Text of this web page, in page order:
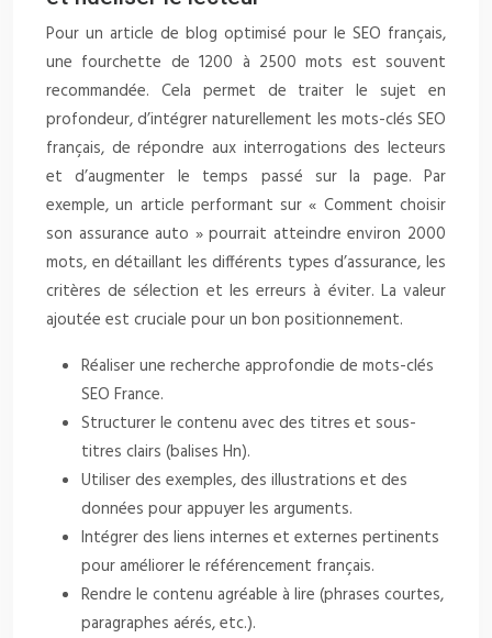
Pour un article de blog optimisé pour le SEO français,
une fourchette de 1200 à 2500 mots est souvent
recommandée. Cela permet de traiter le sujet en
profondeur, d’intégrer naturellement les mots-clés SEO
français, de répondre aux interrogations des lecteurs
et d’augmenter le temps passé sur la page. Par
exemple, un article performant sur « Comment choisir
son assurance auto » pourrait atteindre environ 2000
mots, en détaillant les différents types d’assurance, les
critères de sélection et les erreurs à éviter. La valeur
ajoutée est cruciale pour un bon positionnement.
Réaliser une recherche approfondie de mots-clés
SEO France.
Structurer le contenu avec des titres et sous-
titres clairs (balises Hn).
Utiliser des exemples, des illustrations et des
données pour appuyer les arguments.
Intégrer des liens internes et externes pertinents
pour améliorer le référencement français.
Rendre le contenu agréable à lire (phrases courtes,
paragraphes aérés, etc.).